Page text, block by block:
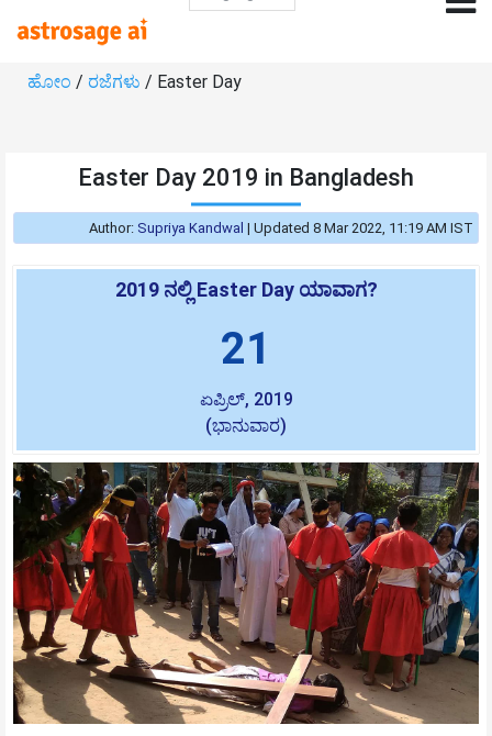
ಹೋಂ / ರಜೆಗಳು / Easter Day
Easter Day 2019 in Bangladesh
Author: Supriya Kandwal | Updated 8 Mar 2022, 11:19 AM IST
2019 ನಲ್ಲಿ Easter Day ಯಾವಾಗ?
21
ಏಪ್ರಿಲ್, 2019
(ಭಾನುವಾರ)